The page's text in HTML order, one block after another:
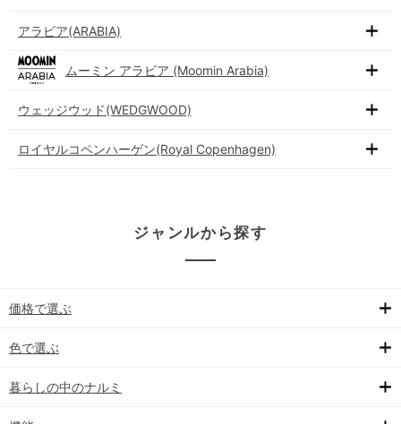
アラビア(ARABIA)
ムーミン アラビア (Moomin Arabia)
ウェッジウッド(WEDGWOOD)
ロイヤルコペンハーゲン(Royal Copenhagen)
ジャンルから探す
価格で選ぶ
色で選ぶ
暮らしの中のナルミ